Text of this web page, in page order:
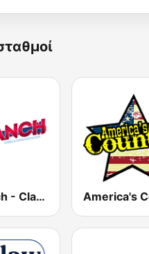
The Ranch - Classic Country